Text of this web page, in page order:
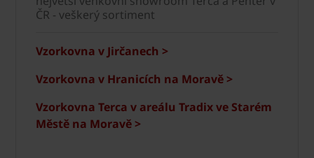
ČR - veškerý sortiment
Vzorkovna v Jirčanech >
Vzorkovna v Hranicích na Moravě >
Vzorkovna Terca v areálu Tradix ve Starém
Městě na Moravě >